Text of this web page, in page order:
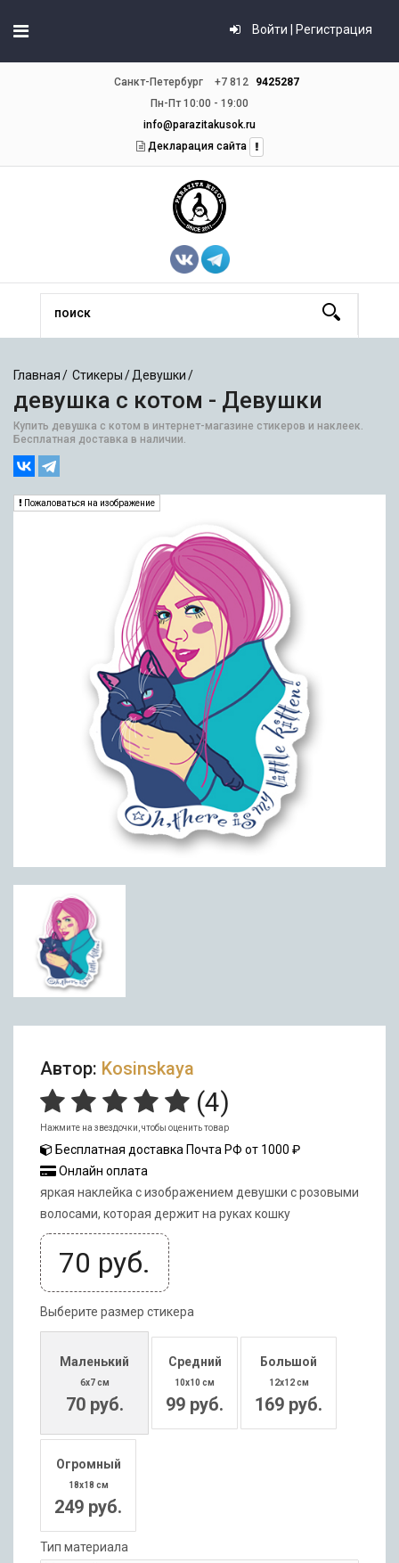
Войти | Регистрация
Санкт-Петербург +7 812
9425287
Пн-Пт 10:00 - 19:00
info@parazitakusok.ru
Декларация сайта
Главная Стикеры Девушки
девушка с котом - Девушки
Купить девушка с котом в интернет-магазине стикеров и наклеек.
Бесплатная доставка в наличии.
Пожаловаться на изображение
Автор: Kosinskaya
(4)
Нажмите на звездочки, чтобы оценить товар
Бесплатная доставка Почта РФ от 1000 ₽
Онлайн оплата
яркая наклейка с изображением девушки с розовыми
волосами, которая держит на руках кошку
70 руб.
Выберите размер стикера
Маленький
6x7 см
70 руб.
Средний
10x10 см
99 руб.
Большой
12x12 см
169 руб.
Огромный
18x18 см
249 руб.
Тип материала